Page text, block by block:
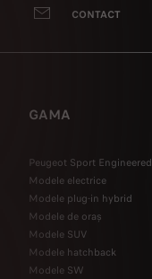
CONTACT
GAMA
Peugeot Sport Engineered
Modele electrice
Modele plug-in hybrid
Modele de oraș
Modele SUV
Modele hatchback
Modele SW